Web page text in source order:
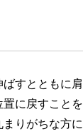
すとともに肩
に戻すことを
りがちな方に